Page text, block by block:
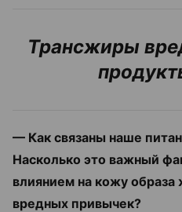
Трансжиры
— Как связаны наше
Насколько это важный
влиянием на кожу образа
вредных привычек?